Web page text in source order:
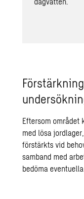
Eftersom området
med lösa
förstärkts vid
samband med
bedöma